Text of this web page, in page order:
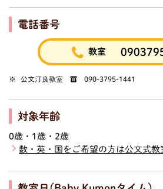
電話番号
教室
公文汀良教室 ☎ 090-3795-1441
対象年齢
0歳・1歳・2歳
数・英・国をご希望の方は公文式教